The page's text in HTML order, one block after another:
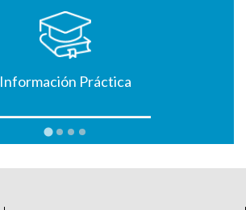
Información Práctica